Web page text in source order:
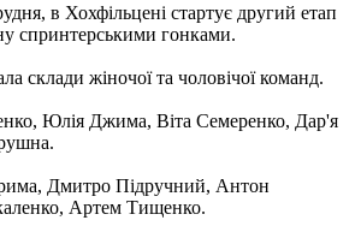
в Хохфільцені стартує другий етап
спринтерськими гонками.
склади жіночої та чоловічої команд.
Юлія Джима, Віта Семеренко, Дар'я
Дмитро Підручний, Антон
Артем Тищенко.